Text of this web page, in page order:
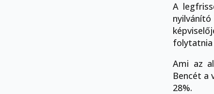
A
folytatnia
Ami az
Bencét a
28%.